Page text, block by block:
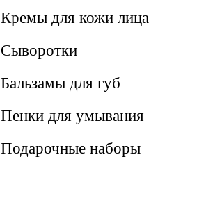
Кремы для кожи лица
Сыворотки
Бальзамы для губ
Пенки для умывания
Подарочные наборы